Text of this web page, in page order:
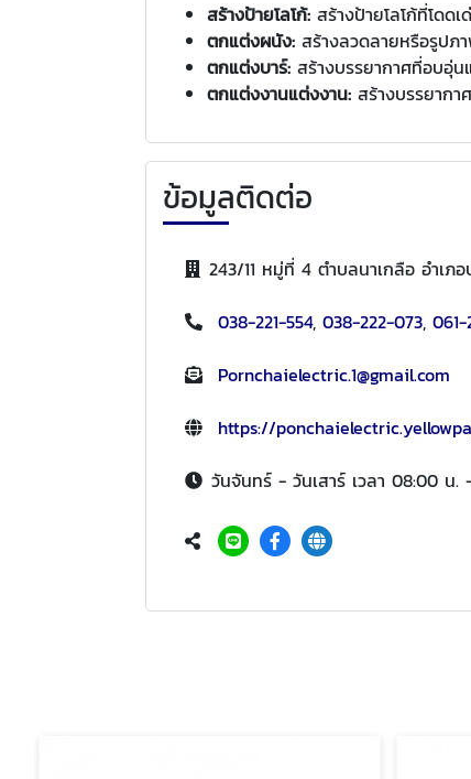
สร้างป้ายโลโก้: สร้างป้ายโลโก้ที่โดด
ตกแต่งผนัง: สร้างลวดลายหรือรูปภ
ตกแต่งบาร์: สร้างบรรยากาศที่อบอุ่น
ตกแต่งงานแต่งงาน: สร้างบรรยากา
ข้อมูลติดต่อ
243/11 หมู่ที่ 4 ตำบลนาเกลือ อำเภ
038-221-554, 038-222-073,
Pornchaielectric.1@gmail.com
https://
วันจันทร์ - วันเสาร์ เวลา 08:00 น.